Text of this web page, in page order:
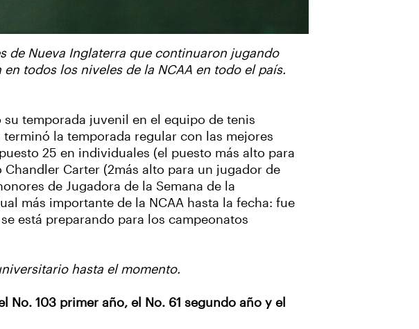
de Nueva Inglaterra que continuaron jugando
todos los niveles de la NCAA en todo el país.
su temporada juvenil en el equipo de tenis
la temporada regular con las mejores
25 en individuales (el puesto más alto para
Carter (2más alto para un jugador de
de Jugadora de la Semana de la
más importante de la NCAA hasta la fecha: fue
está preparando para los campeonatos
hasta el momento.
103 primer año, el No. 61 segundo año y el